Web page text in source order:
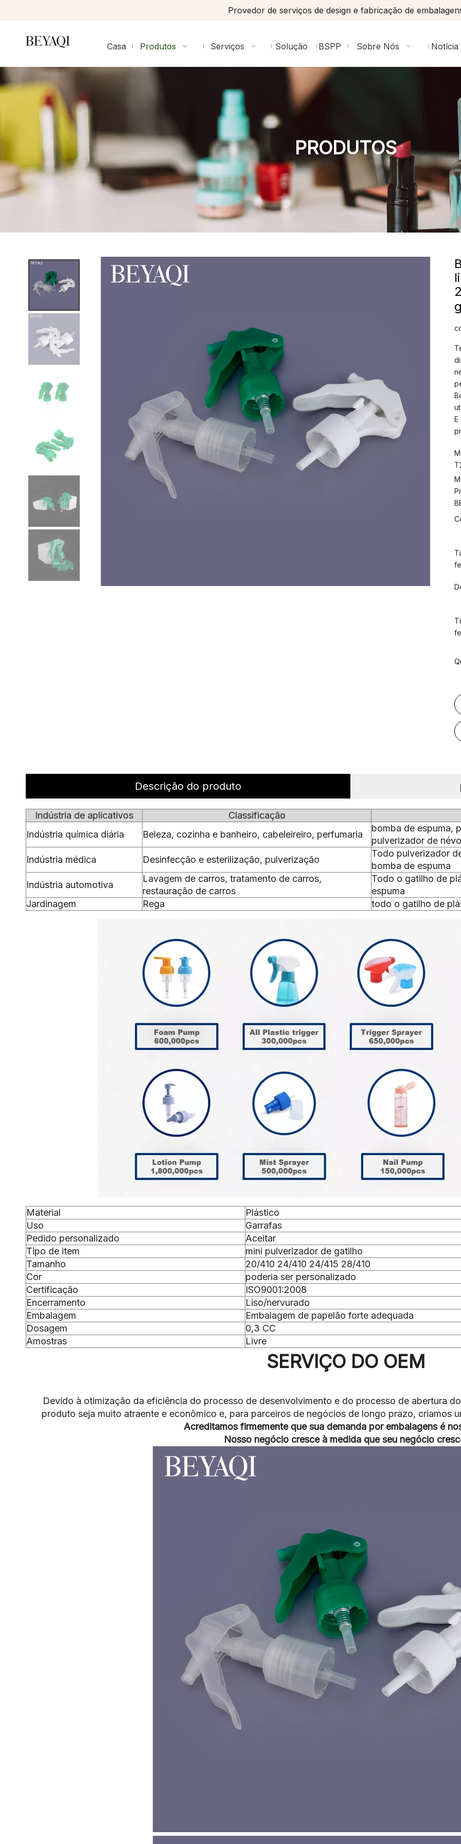
Provedor de serviços de design e fabricação de
Casa Produtos Serviços Solução BSPP Sobre Nós Notícia
PRODUTOS
Descrição do produto
Indústria de aplicativos Classificação
Indústria química diária
Beleza, cozinha e banheiro, cabeleireiro, perfumaria
bomba de espuma,
pulverizador de
Indústria médica
Desinfecção e esterilização, pulverização
Todo pulverizador
bomba de espuma
Indústria automotiva
Lavagem de carros, tratamento de carros,
restauração de carros
Todo o gatilho de
espuma
Jardinagem
Rega todo o gatilho de
Material
Plástico
Uso
Garrafas
Pedido personalizado
Aceitar
Tipo de item
mini pulverizador de gatilho
Tamanho
20/410 24/410 24/415 28/410
Cor
poderia ser personalizado
Certificação
ISO9001:2008
Encerramento
Liso/nervurado
Embalagem
Embalagem de papelão forte adequada
Dosagem
0,3 CC
Amostras
Livre
SERVIÇO DO OEM
Devido à otimização da eficiência do processo de desenvolvimento e do processo de abertura
produto seja muito atraente e econômico e, para parceiros de negócios de longo prazo, criamos
Acreditamos firmemente que sua demanda por embalagens é
Nosso negócio cresce à medida que seu negócio